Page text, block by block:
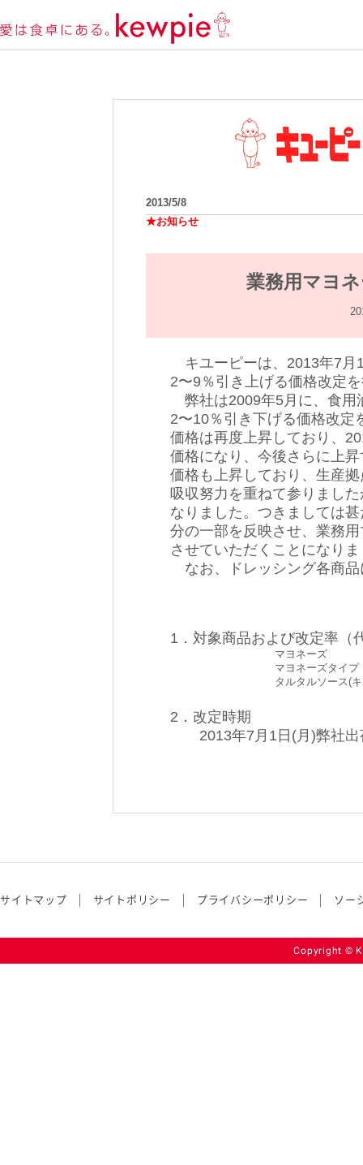
2013/5/8
★お知らせ
業務用マヨ
キユーピーは、2013年7月
2〜9％引き上げる価格改定
弊社は2009年5月に、食用
2〜10％引き下げる価格改定
価格は再度上昇しており、
価格になり、今後さらに上
価格も上昇しており、生産
吸収努力を重ねて参りまし
なりました。つきましては
分の一部を反映させ、業務
させていただくことになり
なお、ドレッシング各商品
1．対象商品および改定率（
マヨネーズ
マヨネーズタイプ
タルタルソース(
2．改定時期
2013年7月1日(月)弊社出
サイトマップ サイトポリシー プライバシーポリシー ソー
Copyright ©